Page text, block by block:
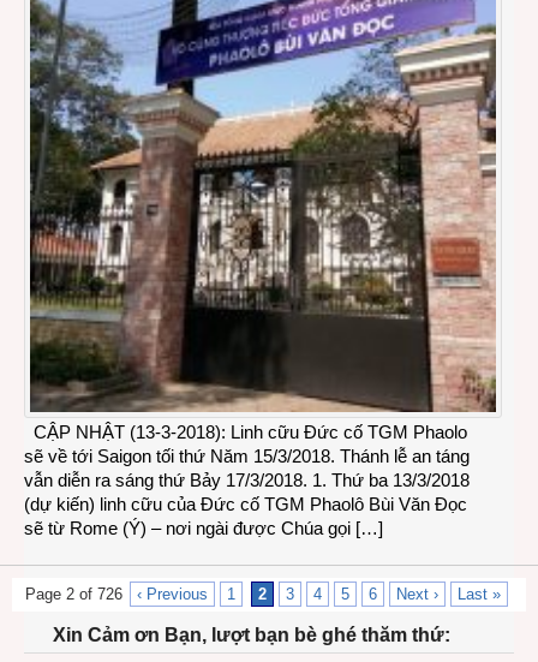
CẬP NHẬT (13-3-2018): Linh cữu Đức cố TGM Phaolo
sẽ về tới Saigon tối thứ Năm 15/3/2018. Thánh lễ an táng
vẫn diễn ra sáng thứ Bảy 17/3/2018. 1. Thứ ba 13/3/2018
(dự kiến) linh cữu của Đức cố TGM Phaolô Bùi Văn Đọc
sẽ từ Rome (Ý) – nơi ngài được Chúa gọi […]
Page 2 of 726 ‹ Previous 1 2 3 4 5 6 Next › Last »
Xin Cảm ơn Bạn, lượt bạn bè ghé thăm thứ: